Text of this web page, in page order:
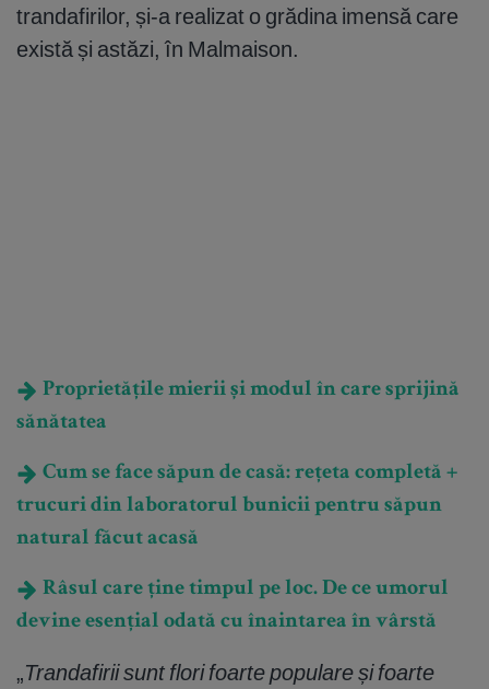
trandafirilor, și-a realizat o grădina imensă care
există și astăzi, în Malmaison.
Proprietățile mierii și modul în care sprijină
sănătatea
Cum se face săpun de casă: rețeta completă +
trucuri din laboratorul bunicii pentru săpun
natural făcut acasă
Râsul care ține timpul pe loc. De ce umorul
devine esențial odată cu înaintarea în vârstă
„Trandafirii sunt flori foarte populare și foarte